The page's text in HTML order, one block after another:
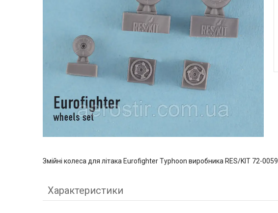
Змійні колеса для літака Eurofighter Typhoon виробника RES/KIT 72-0059
Характеристики